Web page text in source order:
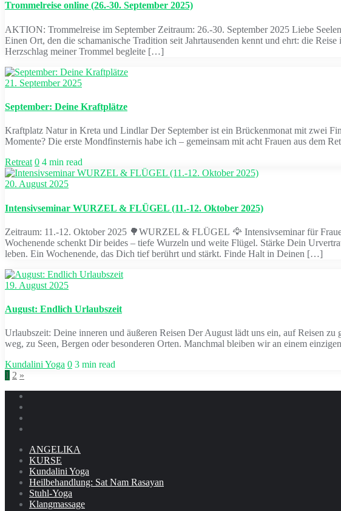
Trommelreise online (26.-30. September 2025)
AKTION: Trommelreise im September Zeitraum: 26.-30. September 2025 Liebe
Einen Ort, den die schamanische Tradition seit Jahrtausenden kennt und ehrt: die
Herzschlag meiner Trommel begleite […]
21. September 2025
September: Deine Kraftplätze
Kraftplatz Natur in Kreta und Lindlar Der September ist ein Brückenmonat mit zwei
Momente? Die erste Mondfinsternis habe ich – gemeinsam mit acht Frauen aus dem
Retreat 0 4 min read
20. August 2025
Intensivseminar WURZEL & FLÜGEL (11.-12. Oktober 2025)
Zeitraum: 11.-12. Oktober 2025 🌳WURZEL & FLÜGEL 🦅 Intensivseminar für
Wochenende schenkt Dir beides – tiefe Wurzeln und weite Flügel. Stärke Dein
leben. Ein Wochenende, das Dich tief berührt und stärkt. Finde Halt in Deinen […]
19. August 2025
August: Endlich Urlaubszeit
Urlaubszeit: Deine inneren und äußeren Reisen Der August lädt uns ein, auf Reisen
weg, zu Seen, Bergen oder besonderen Orten. Manchmal bleiben wir an einem
Kundalini Yoga 0 3 min read
Seitennummerierung
der
Beiträge
1 2 »
ANGELIKA
KURSE
Kundalini Yoga
Heilbehandlung: Sat Nam Rasayan
Stuhl-Yoga
Klangmassage